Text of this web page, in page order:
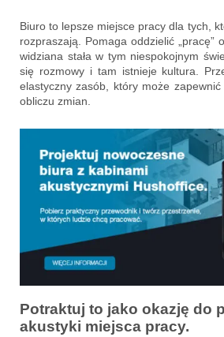
Biuro to lepsze miejsce pracy dla tych,
rozpraszają. Pomaga oddzielić „pracę”
widziana stała w tym niespokojnym
się rozmowy i tam istnieje kultura.
elastyczny zasób, który może
obliczu zmian.
Potraktuj to jako okazję do
akustyki miejsca pracy.